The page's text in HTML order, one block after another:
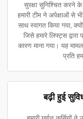
सुरक्षा सुनिश्चित करने
हमारी टीम ने अपेक्षाओं से
साथ स्वागत किया गया,
जिसे हमारे लिफ्ट्स
कारण माना गया। यह
प्रति
बढ़ी हुई